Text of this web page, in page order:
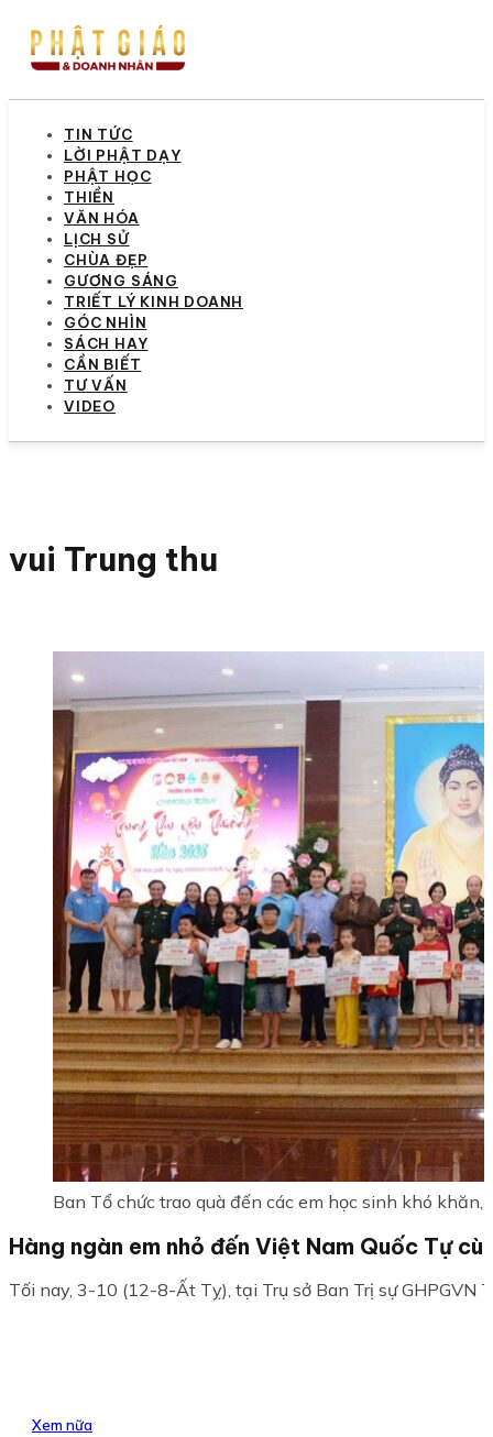
TIN TỨC
LỜI PHẬT DẠY
PHẬT HỌC
THIỀN
VĂN HÓA
LỊCH SỬ
CHÙA ĐẸP
GƯƠNG SÁNG
TRIẾT LÝ KINH DOANH
GÓC NHÌN
SÁCH HAY
CẦN BIẾT
TƯ VẤN
VIDEO
vui Trung thu
Ban Tổ chức trao quà đến các em học sinh khó khăn,
Hàng ngàn em nhỏ đến Việt Nam Quốc Tự
Tối nay, 3-10 (12-8-Ất Tỵ), tại Trụ sở Ban Trị sự GHPGVN
Xem nữa